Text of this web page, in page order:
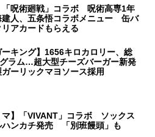
「呪術廻戦」コラボ 呪術高専1年
建人、五条悟コラボメニュー 缶バ
リアカードもらえる
ーキング】1656キロカロリー、総
ラム…超大型チーズバーガー新発
ーリックマヨソース採用
マ】「VIVANT」コラボ ソックス
ハンカチ発売 「別班饅頭」も